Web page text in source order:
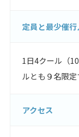
定員と最少催
1日4クール（
ルとも９名限
アクセス